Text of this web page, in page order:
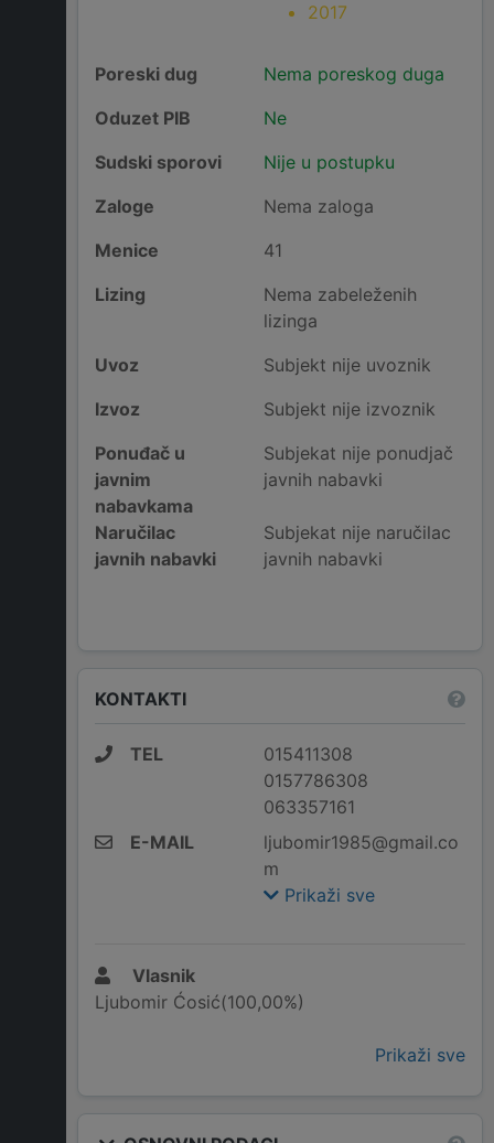
2017
Poreski dug
Nema poreskog duga
Oduzet PIB
Ne
Sudski sporovi
Nije u postupku
Zaloge
Nema zaloga
Menice
41
Lizing
Nema zabeleženih
lizinga
Uvoz
Subjekt nije uvoznik
Izvoz
Subjekt nije izvoznik
Ponuđač u
javnim
nabavkama
Subjekat nije ponudjač
javnih nabavki
Naručilac
javnih nabavki
Subjekat nije naručilac
javnih nabavki
KONTAKTI
TEL
015411308
0157786308
063357161
E-MAIL
ljubomir1985@gmail.co
m
Prikaži sve
Vlasnik
Ljubomir Ćosić(100,00%)
Prikaži sve